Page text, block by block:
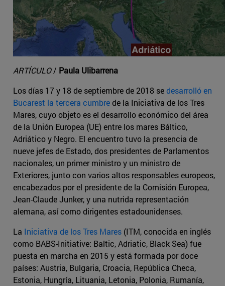
ARTÍCULO/ Paula Ulibarrena
Los días 17 y 18 de septiembre de 2018 sedesarrolló en
Bucarest la tercera cumbrede la Iniciativa de los Tres
Mares, cuyo objeto es el desarrollo económico del área
de la Unión Europea (UE) entre los mares Báltico,
Adriático y Negro. El encuentro tuvo la presencia de
nueve jefes de Estado, dos presidentes de Parlamentos
nacionales, un primer ministro y un ministro de
Exteriores, junto con varios altos responsables europeos,
encabezados por el presidente de la Comisión Europea,
Jean-Claude Junker, y una nutrida representación
alemana, así como dirigentes estadounidenses.
La Iniciativa de los Tres Mares (ITM, conocida en inglés
como BABS-Initiative: Baltic, Adriatic, Black Sea) fue
puesta en marcha en 2015 y está formada por doce
países: Austria, Bulgaria, Croacia, República Checa,
Estonia, Hungría, Lituania, Letonia, Polonia, Rumanía,